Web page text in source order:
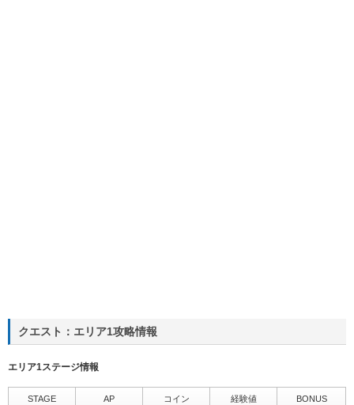
クエスト：エリア1攻略情報
エリア1ステージ情報
STAGE AP コイン 経験値 BONUS